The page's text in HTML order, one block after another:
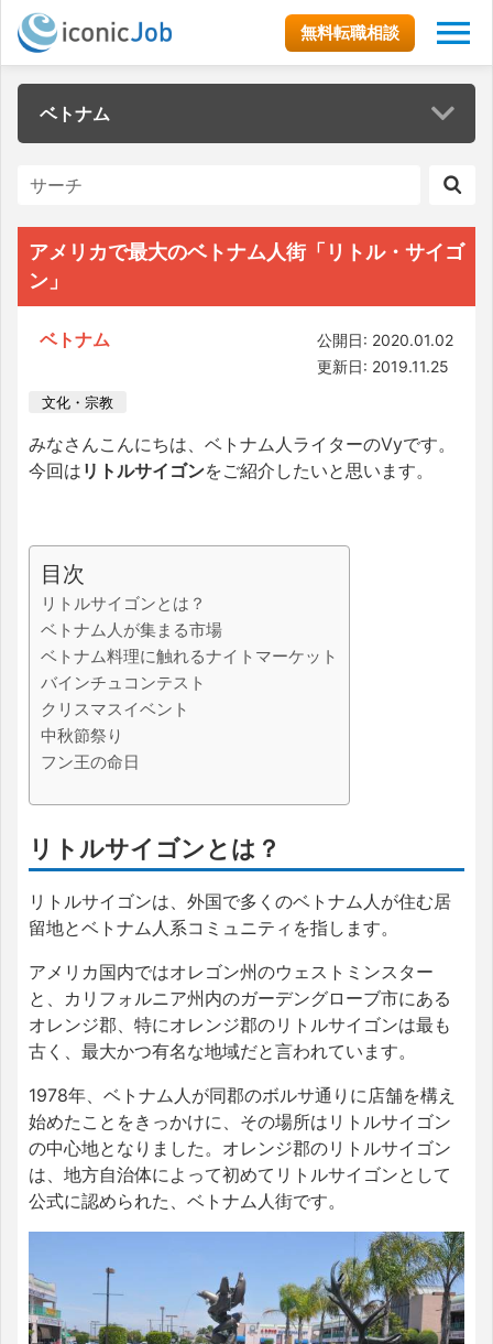
無料転職相談
ベトナム
アメリカで最大のベトナム人街「リトル・サイゴ
ン」
ベトナム
公開日: 2020.01.02
更新日: 2019.11.25
文化・宗教
みなさんこんにちは、ベトナム人ライターのVyです。
今回は リトルサイゴンをご紹介したいと思います。
目次
リトルサイゴンとは？
ベトナム人が集まる市場
ベトナム料理に触れるナイトマーケット
バインチュコンテスト
クリスマスイベント
中秋節祭り
フン王の命日
リトルサイゴンとは？
リトルサイゴンは、外国で多くのベトナム人が住む居
留地とベトナム人系コミュニティを指します。
アメリカ国内ではオレゴン州のウェストミンスター
と、カリフォルニア州内のガーデングローブ市にある
オレンジ郡、特にオレンジ郡のリトルサイゴンは最も
古く、最大かつ有名な地域だと言われています。
1978年、ベトナム人が同郡のボルサ通りに店舗を構え
始めたことをきっかけに、その場所はリトルサイゴン
の中心地となりました。オレンジ郡のリトルサイゴン
は、地方自治体によって初めてリトルサイゴンとして
公式に認められた、ベトナム人街です。